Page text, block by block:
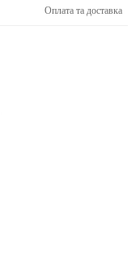
Оплата та доставка